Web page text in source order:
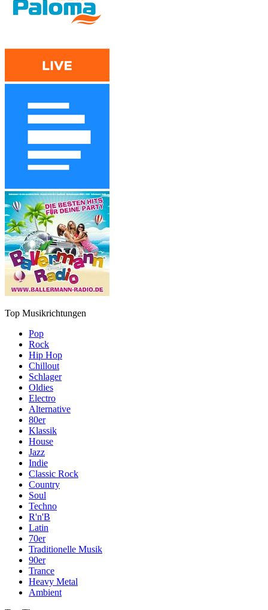
Top Musikrichtungen
Pop
Rock
Hip Hop
Chillout
Schlager
Oldies
Electro
Alternative
80er
Klassik
House
Jazz
Indie
Classic Rock
Country
Soul
Techno
R'n'B
Latin
70er
Traditionelle Musik
90er
Trance
Heavy Metal
Ambient